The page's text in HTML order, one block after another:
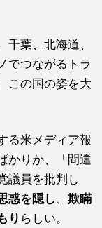
千葉、北海道、
でつながるトラ
この国の姿を大
る米メディア報
かりか、「間違
議員を批判し
惑を隠し 、欺瞞
り らしい。